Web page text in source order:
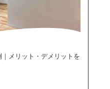
メリット・デメリットを